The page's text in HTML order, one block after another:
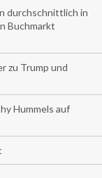
durchschnittlich in
Buchmarkt
zu Trump und
Hummels auf